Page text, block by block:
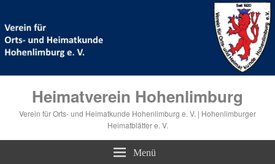
Heimatverein Hohenlimburg
Verein für Orts- und Heimatkunde Hohenlimburg e. V. | Hohenlimburger
Heimatblätter e. V.
Menü